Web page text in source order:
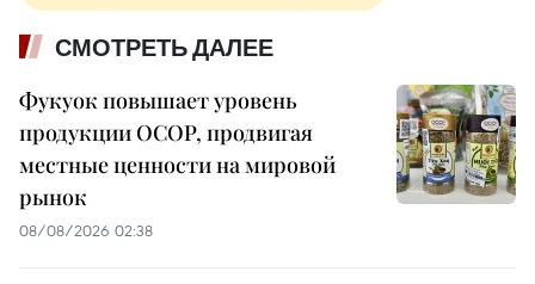
СМОТРЕТЬ ДАЛЕЕ
Фукуок повышает уровень
продукции OCOP, продвигая
местные ценности на мировой
рынок
08/08/2026 02:38